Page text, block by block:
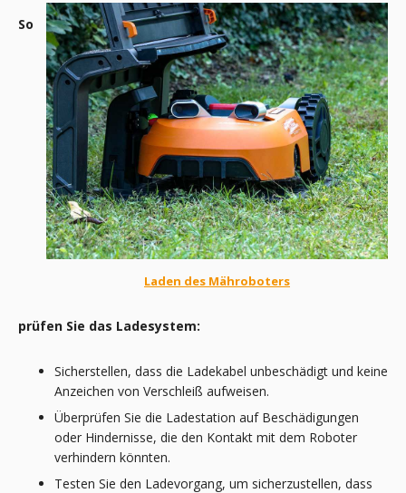
Laden des Mähroboters
So
prüfen Sie das Ladesystem:
Sicherstellen, dass die Ladekabel unbeschädigt und keine
Anzeichen von Verschleiß aufweisen.
Überprüfen Sie die Ladestation auf Beschädigungen
oder Hindernisse, die den Kontakt mit dem Roboter
verhindern könnten.
Testen Sie den Ladevorgang, um sicherzustellen, dass